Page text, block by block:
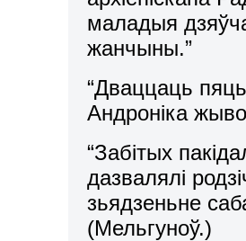
маладыя
жанчыны.”
“Дваццаць
Андроніка
“Забітых
дазвалялі
зьядзеньне
(Мельгуноў.)